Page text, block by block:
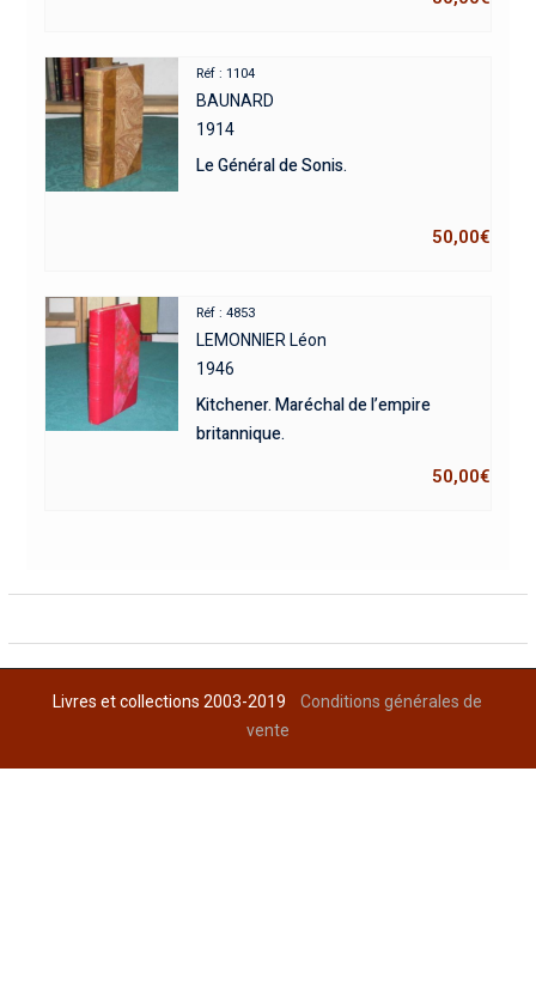
Réf : 1104
BAUNARD
1914
Le Général de Sonis.
50,00€
Réf : 4853
LEMONNIER Léon
1946
Kitchener. Maréchal de l’empire
britannique.
50,00€
Livres et collections 2003-2019Conditions générales de
vente